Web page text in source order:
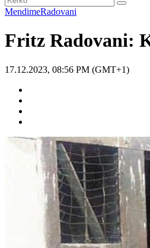
MendimeRadovani
Fritz Radovani:
17.12.2023, 08:56 PM (GMT+1)